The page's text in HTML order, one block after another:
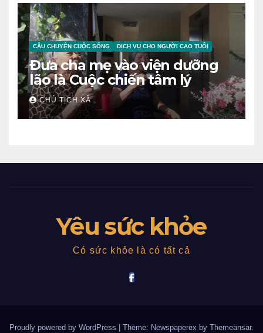
CÂU CHUYỆN CUỘC SỐNG DỊCH VỤ CHO NGƯỜI CAO TUỔI
Đưa cha mẹ vào viện dưỡng
lão là Cuộc chiến tâm lý
CHỦ TỊCH XÃ
Yêu sức khỏe
Có sức khỏe là có tất cả
Proudly powered by WordPress | Theme: Newspaperex by Themeansar.